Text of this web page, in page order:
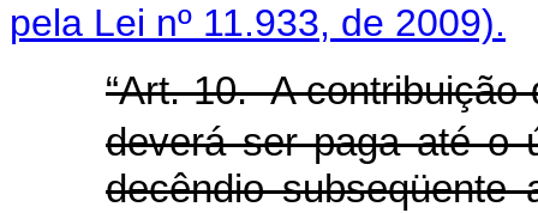
pela Lei nº 11.933, de 2009).
“Art. 10. A contribuição
deverá ser paga até o
decêndio